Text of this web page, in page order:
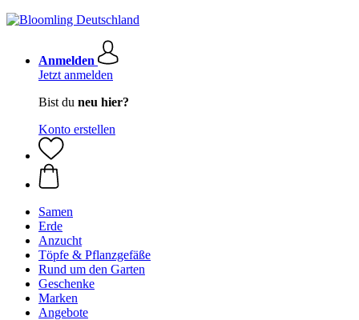
Anmelden
Jetzt anmelden
Bist du neu hier?
Konto erstellen
Samen
Erde
Anzucht
Töpfe & Pflanzgefäße
Rund um den Garten
Geschenke
Marken
Angebote